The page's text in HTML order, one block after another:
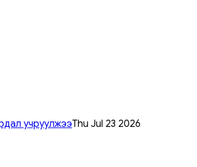
учруулжээThu Jul 23 2026